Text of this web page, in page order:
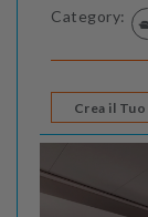
Category:
Crea il